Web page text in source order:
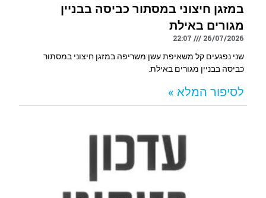
במזגן חיצוני במסתור כביסה בבניין
מגורים באילת
26/07/2026
שני נפגעים קל משאיפת עשן משריפה במזגן חיצוני במסתור
כביסה בבניין מגורים באילת.
לסיפור המלא »